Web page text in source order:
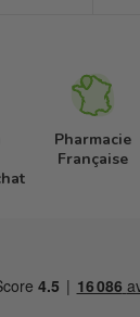
Pharmacie
Française